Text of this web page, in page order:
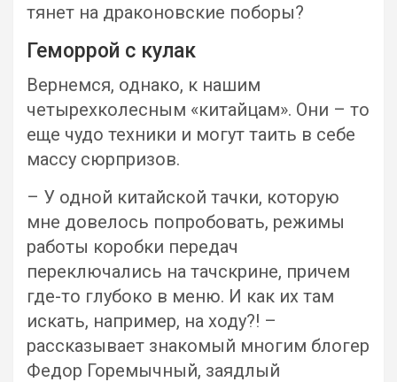
тянет на драконовские поборы?
Геморрой с кулак
Вернемся, однако, к нашим
четырехколесным «китайцам». Они – то
еще чудо техники и могут таить в себе
массу сюрпризов.
– У одной китайской тачки, которую
мне довелось попробовать, режимы
работы коробки передач
переключались на тачскрине, причем
где-то глубоко в меню. И как их там
искать, например, на ходу?! –
рассказывает знакомый многим блогер
Федор Горемычный, заядлый